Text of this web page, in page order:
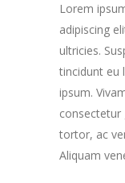
Lorem
adipiscing
ultricies.
tincidunt eu
ipsum.
tortor, ac
Aliquam